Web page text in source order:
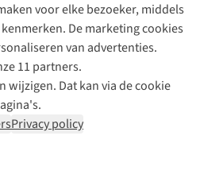
voor elke bezoeker, middels
De marketing cookies
van advertenties.
11 partners.
wijzigen. Dat kan via de cookie
Privacy policy